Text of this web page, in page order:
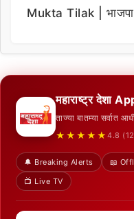
Mukta Tilak | भाजपा
महाराष्ट्र देशा
ताज्या बातम्या
★★★★★ 4.8
🔔 Breaking Alerts 📖
📺 Live TV